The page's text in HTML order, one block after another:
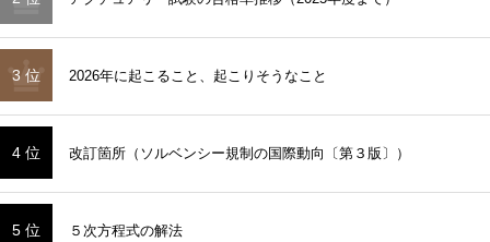
3 位 2026年に起こること、起こりそうなこと
4 位 改訂箇所（ソルベンシー規制の国際動向〔第３版〕）
5 位 ５次方程式の解法